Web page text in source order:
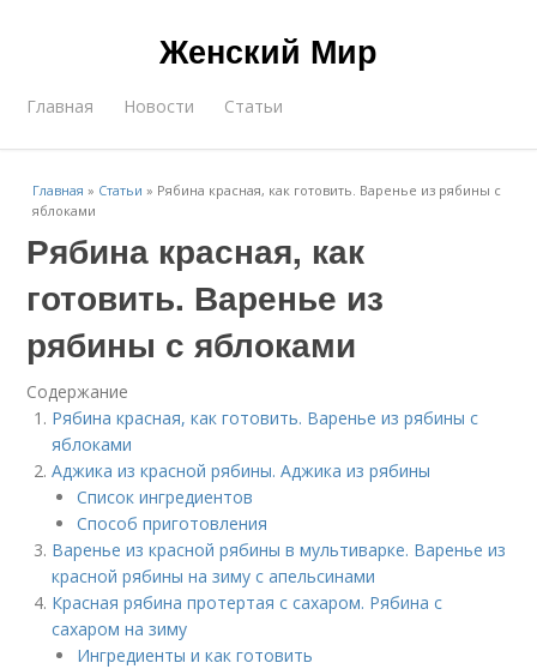
Женский Мир
Главная Новости Статьи
Главная » Статьи » Рябина красная, как готовить. Варенье из рябины с
яблоками
Рябина красная, как
готовить. Варенье из
рябины с яблоками
Содержание
Рябина красная, как готовить. Варенье из рябины с
яблоками
Аджика из красной рябины. Аджика из рябины
Список ингредиентов
Способ приготовления
Варенье из красной рябины в мультиварке. Варенье из
красной рябины на зиму с апельсинами
Красная рябина протертая с сахаром. Рябина с
сахаром на зиму
Ингредиенты и как готовить